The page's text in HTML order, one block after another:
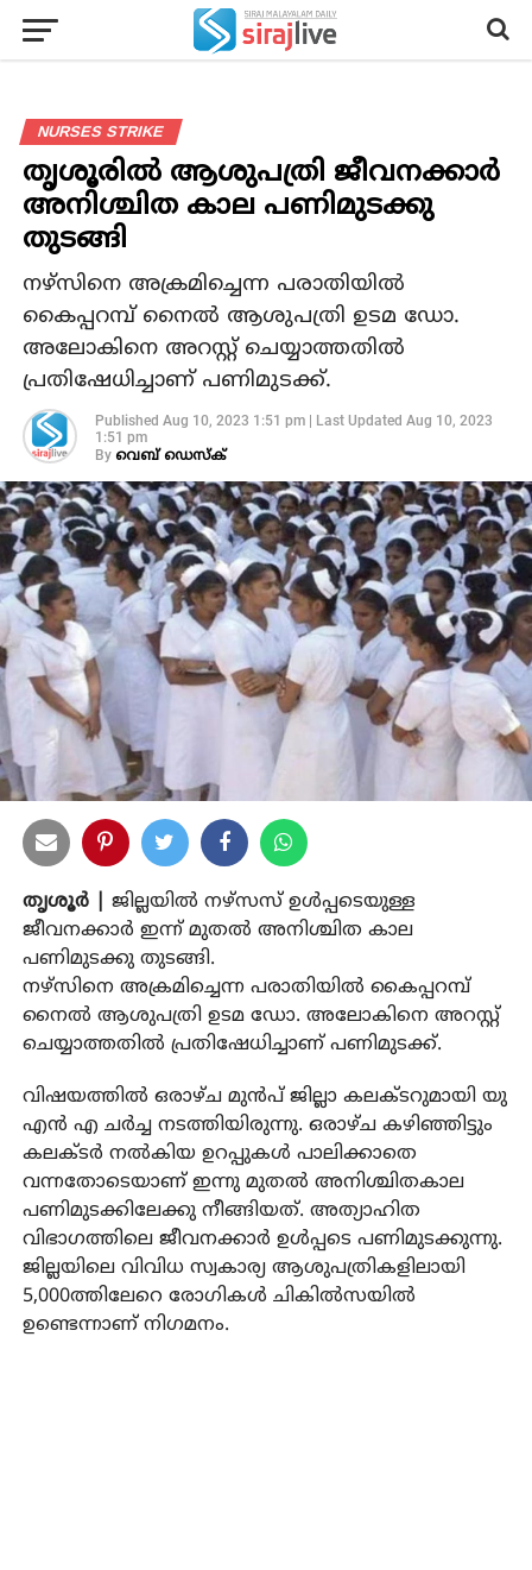
NURSES STRIKE
തൃശൂരില്‍ ആശുപത്രി ജീവനക്കാര്‍
അനിശ്ചിത കാല പണിമുടക്കു
തുടങ്ങി
നഴ്സിനെ അക്രമിച്ചെന്ന പരാതിയില്‍
കൈപ്പറമ്പ് നൈല്‍ ആശുപത്രി ഉടമ ഡോ.
അലോകിനെ അറസ്റ്റ് ചെയ്യാത്തതില്‍
പ്രതിഷേധിച്ചാണ് പണിമുടക്ക്.
Published Aug 10, 2023 1:51 pm| Last Updated Aug 10, 2023
1:51 pm
By വെബ് ഡെസ്‌ക്
തൃശൂര്‍ |
ജില്ലയില്‍ നഴ്സസ് ഉള്‍പ്പടെയുള്ള
ജീവനക്കാര്‍ ഇന്ന് മുതല്‍ അനിശ്ചിത കാല
പണിമുടക്കു തുടങ്ങി.
നഴ്സിനെ അക്രമിച്ചെന്ന പരാതിയില്‍ കൈപ്പറമ്പ്
നൈല്‍ ആശുപത്രി ഉടമ ഡോ. അലോകിനെ അറസ്റ്റ്
ചെയ്യാത്തതില്‍ പ്രതിഷേധിച്ചാണ് പണിമുടക്ക്.
വിഷയത്തില്‍ ഒരാഴ്ച മുന്‍പ് ജില്ലാ കലക്ടറുമായി യു
എന്‍ എ ചര്‍ച്ച നടത്തിയിരുന്നു. ഒരാഴ്ച കഴിഞ്ഞിട്ടും
കലക്ടര്‍ നല്‍കിയ ഉറപ്പുകള്‍ പാലിക്കാതെ
വന്നതോടെയാണ് ഇന്നു മുതല്‍ അനിശ്ചിതകാല
പണിമുടക്കിലേക്കു നീങ്ങിയത്. അത്യാഹിത
വിഭാഗത്തിലെ ജീവനക്കാര്‍ ഉള്‍പ്പടെ പണിമുടക്കുന്നു.
ജില്ലയിലെ വിവിധ സ്വകാര്യ ആശുപത്രികളിലായി
5,000ത്തിലേറെ രോഗികള്‍ ചികില്‍സയില്‍
ഉണ്ടെന്നാണ് നിഗമനം.